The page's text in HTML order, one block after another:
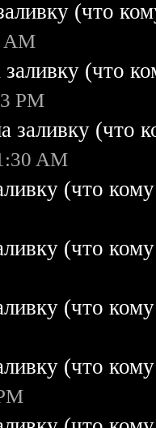
(что
AM
(что
PM
заливку (что
AM
(что
(что
(что
(что